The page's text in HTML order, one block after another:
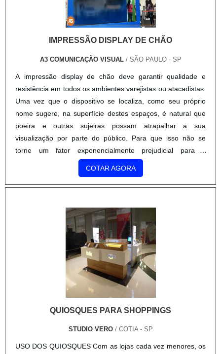
IMPRESSÃO DISPLAY DE CHÃO
A3 COMUNICAÇÃO VISUAL/ SÃO PAULO - SP
A impressão display de chão deve garantir qualidade e
resistência em todos os ambientes varejistas ou atacadistas.
Uma vez que o dispositivo se localiza, como seu próprio
nome sugere, na superfície destes espaços, é natural que
poeira e outras sujeiras possam atrapalhar a sua
visualização por parte do público. Para que isso não se
torne um fator exponencialmente prejudicial para o
comerciante que aposta em sua implantação, o modelo de
COTAR AGORA
QUIOSQUES PARA SHOPPINGS
STUDIO VERO/ COTIA - SP
USO DOS QUIOSQUES Com as lojas cada vez menores, os